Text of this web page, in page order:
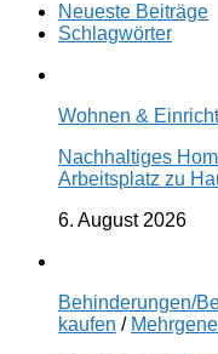
Neueste Beiträge
Schlagwörter
Wohnen &
Nachhaltiges
Arbeitsplatz zu
6. August 2026
Behinderungen/
kaufen /